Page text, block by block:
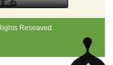
Reseaved.